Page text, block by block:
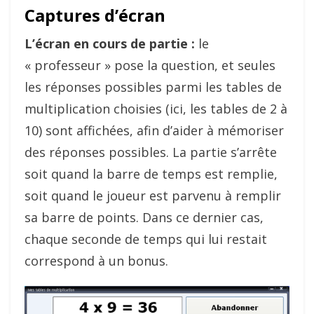
Captures d’écran
L’écran en cours de partie : le
« professeur » pose la question, et seules
les réponses possibles parmi les tables de
multiplication choisies (ici, les tables de 2 à
10) sont affichées, afin d’aider à mémoriser
des réponses possibles. La partie s’arrête
soit quand la barre de temps est remplie,
soit quand le joueur est parvenu à remplir
sa barre de points. Dans ce dernier cas,
chaque seconde de temps qui lui restait
correspond à un bonus.